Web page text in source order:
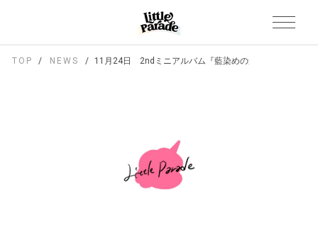
TOP NEWS 11月24日 2ndミニアルバム『藍染めの週末』リリース決